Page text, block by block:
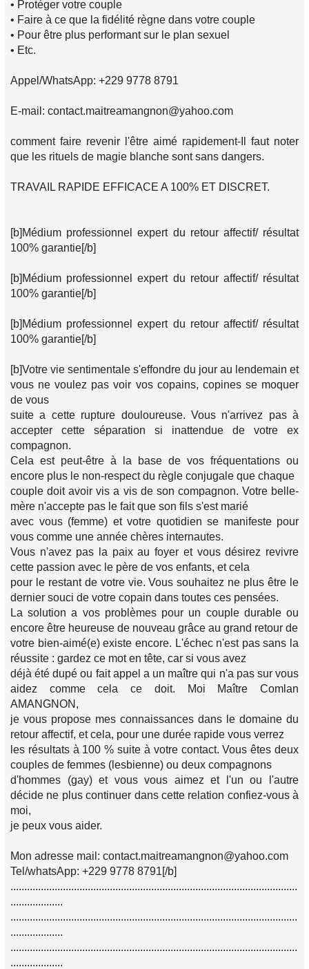
• Protéger votre couple
• Faire à ce que la fidélité règne dans votre couple
• Pour être plus performant sur le plan sexuel
• Etc.
Appel/WhatsApp: +229 9778 8791
E-mail: contact.maitreamangnon@yahoo.com
comment faire revenir l'être aimé rapidement-Il faut noter
que les rituels de magie blanche sont sans dangers.
TRAVAIL RAPIDE EFFICACE A 100% ET DISCRET.
[b]Médium professionnel expert du retour affectif/ résultat
100% garantie[/b]
[b]Médium professionnel expert du retour affectif/ résultat
100% garantie[/b]
[b]Médium professionnel expert du retour affectif/ résultat
100% garantie[/b]
[b]Votre vie sentimentale s'effondre du jour au lendemain et
vous ne voulez pas voir vos copains, copines se moquer
de vous
suite a cette rupture douloureuse. Vous n'arrivez pas à
accepter cette séparation si inattendue de votre ex
compagnon.
Cela est peut-être à la base de vos fréquentations ou
encore plus le non-respect du règle conjugale que chaque
couple doit avoir vis a vis de son compagnon. Votre belle-
mère n'accepte pas le fait que son fils s'est marié
avec vous (femme) et votre quotidien se manifeste pour
vous comme une année chères internautes.
Vous n'avez pas la paix au foyer et vous désirez revivre
cette passion avec le père de vos enfants, et cela
pour le restant de votre vie. Vous souhaitez ne plus être le
dernier souci de votre copain dans toutes ces pensées.
La solution a vos problèmes pour un couple durable ou
encore être heureuse de nouveau grâce au grand retour de
votre bien-aimé(e) existe encore. L'échec n'est pas sans la
réussite : gardez ce mot en tête, car si vous avez
déjà été dupé ou fait appel a un maître qui n'a pas sur vous
aidez comme cela ce doit. Moi Maître Comlan
AMANGNON,
je vous propose mes connaissances dans le domaine du
retour affectif, et cela, pour une durée rapide vous verrez
les résultats à 100 % suite à votre contact. Vous êtes deux
couples de femmes (lesbienne) ou deux compagnons
d'hommes (gay) et vous vous aimez et l'un ou l'autre
décide ne plus continuer dans cette relation confiez-vous à
moi,
je peux vous aider.
Mon adresse mail: contact.maitreamangnon@yahoo.com
Tel/whatsApp: +229 9778 8791[/b]
........................................................................................................
...................
........................................................................................................
...................
........................................................................................................
...................